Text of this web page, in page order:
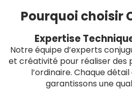
Pourquoi choisir
Expertise
Notre équipe d’experts
et créativité pour réaliser des
l’ordinaire. Chaque
garantissons une